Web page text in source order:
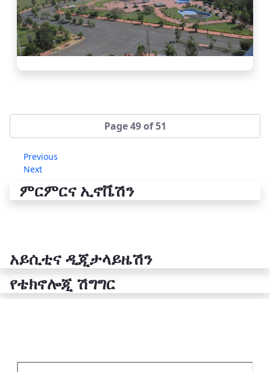
Page 49 of 51
Previous
Next
ምርምርና ኢኖቬሽን
አይሲቲና ዲጂታላይዜሽን
የቴክኖሎጂ ሽግግር